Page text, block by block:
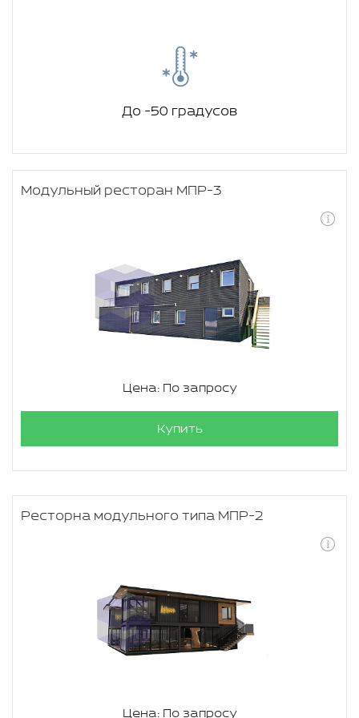
До -50 градусов
Модульный ресторан МПР-3
Цена: По запросу
Купить
Ресторна модульного типа МПР-2
Цена: По запросу